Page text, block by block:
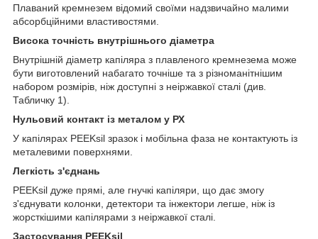
Плаваний кремнезем відомий своїми надзвичайно малими
абсорбційними властивостями.
Висока точність внутрішнього діаметра
Внутрішній діаметр капіляра з плавленого кремнезема може
бути виготовлений набагато точніше та з різноманітнішим
набором розмірів, ніж доступні з неіржавкої сталі (див.
Табличку 1).
Нульовий контакт із металом у РХ
У капілярах PEEKsil зразок і мобільна фаза не контактують із
металевими поверхнями.
Легкість з'єднань
PEEKsil дуже прямі, але гнучкі капіляри, що дає змогу
з'єднувати колонки, детектори та інжектори легше, ніж із
жорсткішими капілярами з неіржавкої сталі.
Застосування PEEKsil